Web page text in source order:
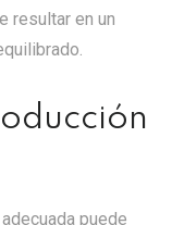
resultar en un
puede